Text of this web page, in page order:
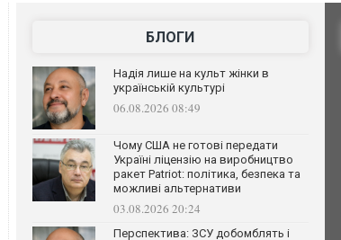
БЛОГИ
Надія лише на культ жінки в
українській культурі
06.08.2026 08:49
Чому США не готові передати
Україні ліцензію на виробництво
ракет Patriot: політика, безпека та
можливі альтернативи
03.08.2026 20:24
Перспектива: ЗСУ добомблять і